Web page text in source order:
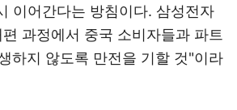
이어간다는 방침이다. 삼성전자
과정에서 중국 소비자들과 파트
하지 않도록 만전을 기할 것"이라